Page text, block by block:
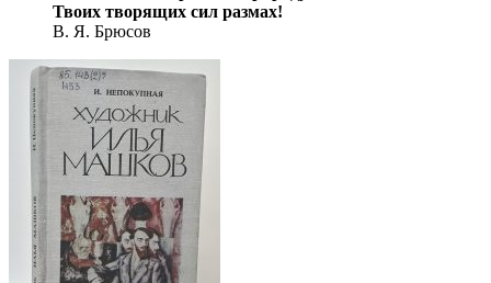
Твоих творящих сил размах!
В. Я. Брюсов